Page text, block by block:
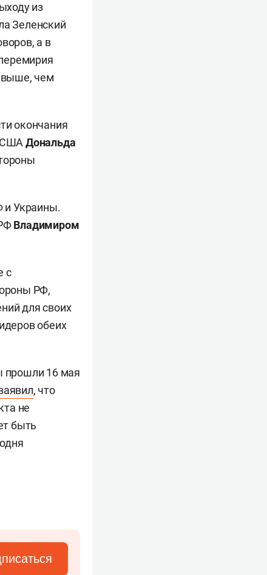
из
Зеленский
а в
выше, чем
окончания
США Дональда
и Украины.
Владимиром
с
РФ,
для своих
обеих
прошли 16 мая
, что
не
быть